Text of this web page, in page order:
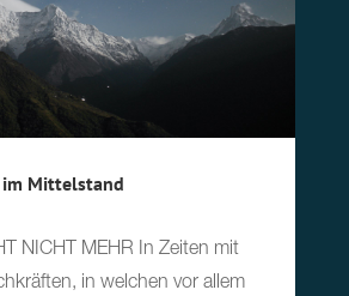
im Mittelstand
NICHT MEHR In Zeiten mit
in welchen vor allem